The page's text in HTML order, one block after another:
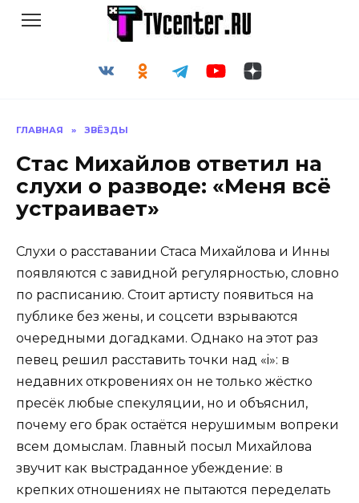
ГЛАВНАЯ » ЗВЁЗДЫ
Стас Михайлов ответил на
слухи о разводе: «Меня всё
устраивает»
Слухи о расставании Стаса Михайлова и Инны
появляются с завидной регулярностью, словно
по расписанию. Стоит артисту появиться на
публике без жены, и соцсети взрываются
очередными догадками. Однако на этот раз
певец решил расставить точки над «i»: в
недавних откровениях он не только жёстко
пресёк любые спекуляции, но и объяснил,
почему его брак остаётся нерушимым вопреки
всем домыслам. Главный посыл Михайлова
звучит как выстраданное убеждение: в
крепких отношениях не пытаются переделать